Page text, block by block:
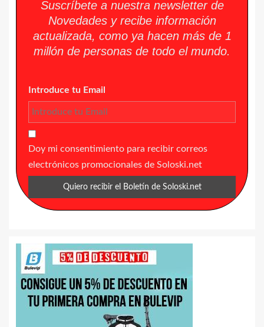
Suscríbete a nuestra newsletter de
Novedades y recibe información
actualizada, como ya hacen más de 1
millón de personas de todo el mundo.
Introduce tu Email
Doy mi consentimiento para recibir correos
electrónicos promocionales de Soloski.net